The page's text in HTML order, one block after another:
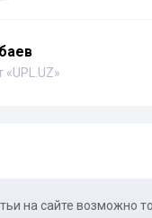
на сайте возможно